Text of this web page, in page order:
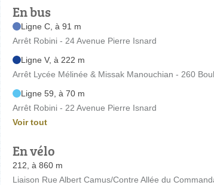
En bus
Ligne C, à 91 m
Arrêt Robini - 24 Avenue Pierre Isnard
Ligne V, à 222 m
Arrêt Lycée Mélinée & Missak Manouchian - 260
Ligne 59, à 70 m
Arrêt Robini - 22 Avenue Pierre Isnard
Voir tout
En vélo
212, à 860 m
Liaison Rue Albert Camus/Contre Allée du